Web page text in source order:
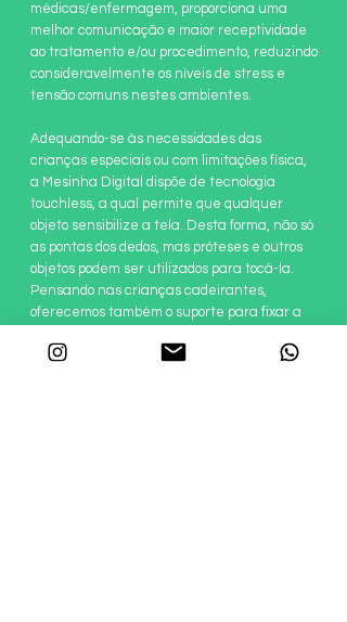
médicas/enfermagem, proporciona uma
melhor comunicação e maior receptividade
ao tratamento e/ou procedimento, reduzindo
consideravelmente os níveis de stress e
tensão comuns nestes ambientes.
Adequando-se às necessidades das
crianças especiais ou com limitações física,
a Mesinha Digital dispõe de tecnologia
touchless, a qual permite que qualquer
objeto sensibilize a tela. Desta forma, não só
as pontas dos dedos, mas próteses e outros
objetos podem ser utilizados para tocá-la.
Pensando nas crianças cadeirantes,
oferecemos também o suporte para fixar a
total.